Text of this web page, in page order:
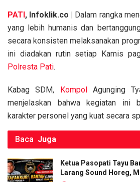
ce
b
o
o
k
tt
er
ail at
s
A
p
py
Li
n
ar
e
PATI, Infoklik.co | Dalam rangka
yang lebih humanis dan
secara konsisten melaksanakan
ini diadakan rutin setiap Kamis
Polresta Pati.
Kabag SDM, KompolAgunging
menjelaskan bahwa kegiatan ini
karakter personel yang kuat secara
Baca Juga
Ketua Pasopati Tayu
Larang Sound Horeg,